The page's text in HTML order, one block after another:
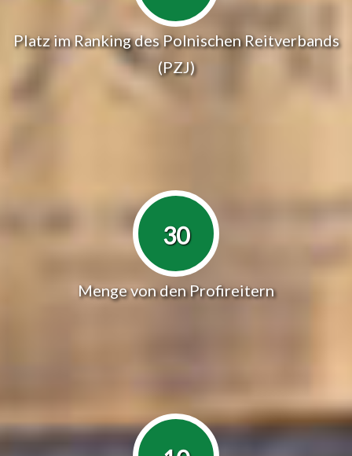
Platz im Ranking des Polnischen Reitverbands
(PZJ)
30
Menge von den Profireitern